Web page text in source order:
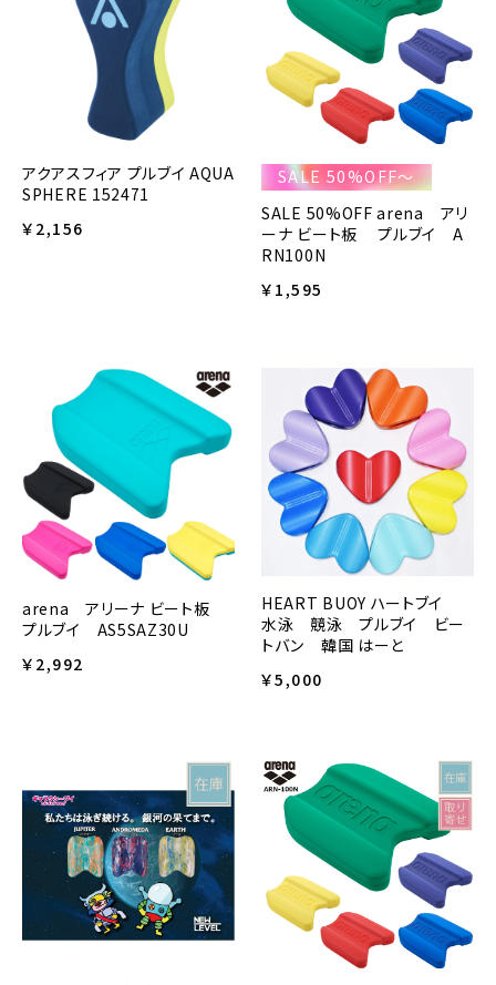
アクアスフィア プルブイ AQUA
SPHERE 152471
￥2,156
SALE 50%OFF～
SALE 50%OFF arena アリ
ーナ ビート板 プルブイ A
RN100N
￥1,595
arena アリーナ ビート板
プルブイ AS5SAZ30U
￥2,992
HEART BUOY ハートブイ
水泳 競泳 プルブイ ビー
トバン 韓国 はーと
￥5,000